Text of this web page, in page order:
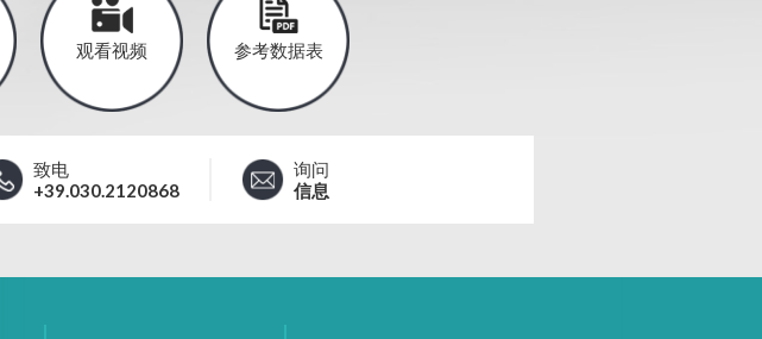
观看视频 参考数据表
致电
+39.030.2120868
询问
信息